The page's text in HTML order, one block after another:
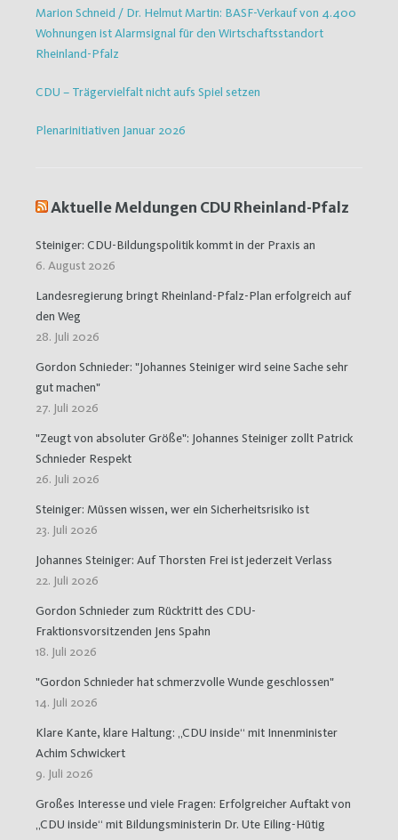
Marion Schneid / Dr. Helmut Martin: BASF-Verkauf von 4.400
Wohnungen ist Alarmsignal für den Wirtschaftsstandort
Rheinland-Pfalz
CDU – Trägervielfalt nicht aufs Spiel setzen
Plenarinitiativen Januar 2026
Aktuelle Meldungen CDU Rheinland-Pfalz
Steiniger: CDU-Bildungspolitik kommt in der Praxis an
6. August 2026
Landesregierung bringt Rheinland-Pfalz-Plan erfolgreich auf
den Weg
28. Juli 2026
Gordon Schnieder: "Johannes Steiniger wird seine Sache sehr
gut machen"
27. Juli 2026
"Zeugt von absoluter Größe": Johannes Steiniger zollt Patrick
Schnieder Respekt
26. Juli 2026
Steiniger: Müssen wissen, wer ein Sicherheitsrisiko ist
23. Juli 2026
Johannes Steiniger: Auf Thorsten Frei ist jederzeit Verlass
22. Juli 2026
Gordon Schnieder zum Rücktritt des CDU-
Fraktionsvorsitzenden Jens Spahn
18. Juli 2026
"Gordon Schnieder hat schmerzvolle Wunde geschlossen"
14. Juli 2026
Klare Kante, klare Haltung: „CDU inside“ mit Innenminister
Achim Schwickert
9. Juli 2026
Großes Interesse und viele Fragen: Erfolgreicher Auftakt von
„CDU inside“ mit Bildungsministerin Dr. Ute Eiling-Hütig